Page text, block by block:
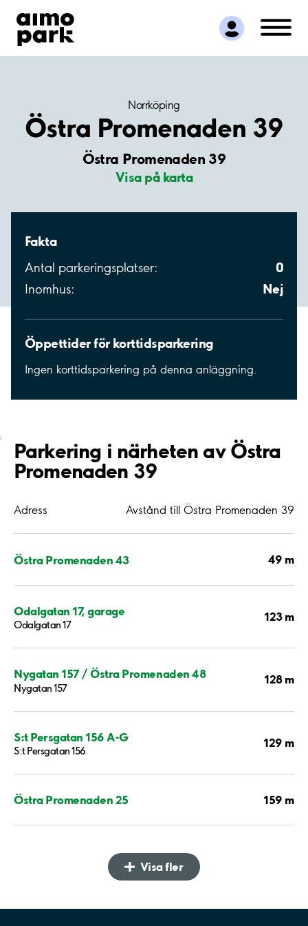
Hitta parkering
Samarbete
Kundservice
Norrköping
Östra Promenaden 39
Östra Promenaden 39
Visa på karta
Fakta
Antal parkeringsplatser: 0
Inomhus: Nej
Öppettider för korttidsparkering
Ingen korttidsparkering på denna anläggning.
;
Parkering i närheten av Östra
Promenaden 39
Adress Avstånd till Östra Promenaden 39
Östra Promenaden 43 49 m
Odalgatan 17, garage
Odalgatan 17
123 m
Nygatan 157 / Östra Promenaden 48
Nygatan 157
128 m
S:t Persgatan 156 A-G
S:t Persgatan 156
129 m
Östra Promenaden 25 159 m
Visa fler